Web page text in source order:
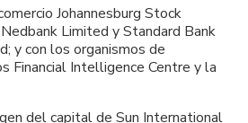
Johannesburg Stock
Limited y Standard Bank
y con los organismos de
Financial Intelligence Centre y la
del capital de Sun International